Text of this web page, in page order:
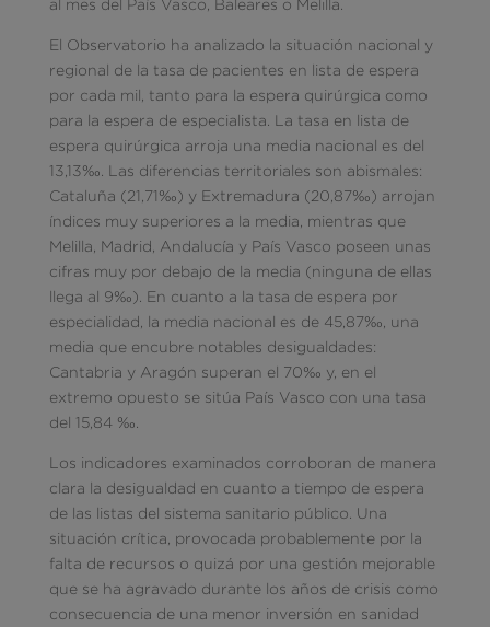
al mes del País Vasco, Baleares o Melilla.
El Observatorio ha analizado la situación nacional y
regional de la tasa de pacientes en lista de espera
por cada mil, tanto para la espera quirúrgica como
para la espera de especialista. La tasa en lista de
espera quirúrgica arroja una media nacional es del
13,13‰. Las diferencias territoriales son abismales:
Cataluña (21,71‰) y Extremadura (20,87‰) arrojan
índices muy superiores a la media, mientras que
Melilla, Madrid, Andalucía y País Vasco poseen unas
cifras muy por debajo de la media (ninguna de ellas
llega al 9‰). En cuanto a la tasa de espera por
especialidad, la media nacional es de 45,87‰, una
media que encubre notables desigualdades:
Cantabria y Aragón superan el 70‰ y, en el
extremo opuesto se sitúa País Vasco con una tasa
del 15,84 ‰.
Los indicadores examinados corroboran de manera
clara la desigualdad en cuanto a tiempo de espera
de las listas del sistema sanitario público. Una
situación crítica, provocada probablemente por la
falta de recursos o quizá por una gestión mejorable
que se ha agravado durante los años de crisis como
consecuencia de una menor inversión en sanidad